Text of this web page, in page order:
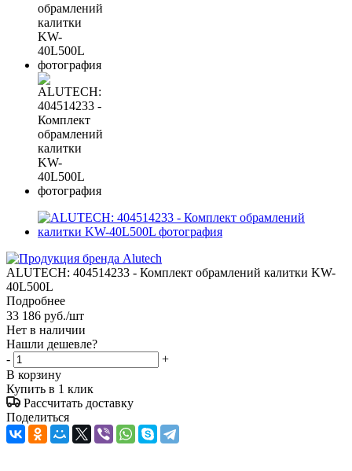
ALUTECH: 404514233 - Комплект обрамлений калитки KW-
40L500L
Подробнее
33 186 руб./шт
Нет в наличии
Нашли дешевле?
-
+
В корзину
Купить в 1 клик
Рассчитать доставку
Поделиться